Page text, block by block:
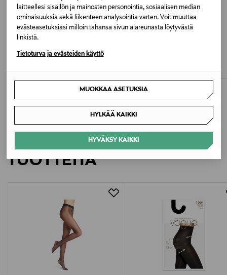
laitteellesi sisällön ja mainosten personointia, sosiaalisen median
ominaisuuksia sekä liikenteen analysointia varten. Voit muuttaa
evästeasetuksiasi milloin tahansa sivun alareunasta löytyvästä
linkistä.
Tietoturva ja evästeiden käyttö
MUOKKAA ASETUKSIA
HYLKÄÄ KAIKKI
HYVÄKSY KAIKKI
Valmistusmaa
Serbia
Nanso Oy
asiakaspalvelu@nanso.com
plus koko, plus size sukkahousut, plus koko
ETUKUPONKITUOTE
Curvy-leggingsit 80 den
LISÄÄ KIINNOSTAVIA
TUOTTEITA